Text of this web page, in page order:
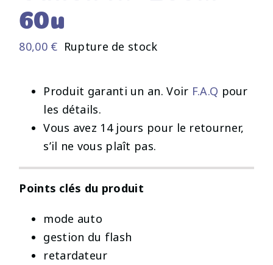
60u
80,00 € Rupture de stock
Produit garanti un an. Voir F.A.Q pour
les détails.
Vous avez 14 jours pour le retourner,
s’il ne vous plaît pas.
Points clés du produit
mode auto
gestion du flash
retardateur